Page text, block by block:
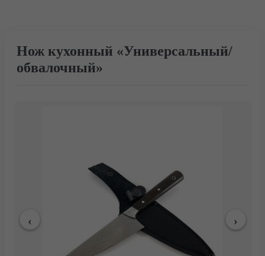
Каталог
Нож кухонный «Универсальный/
обвалочный»